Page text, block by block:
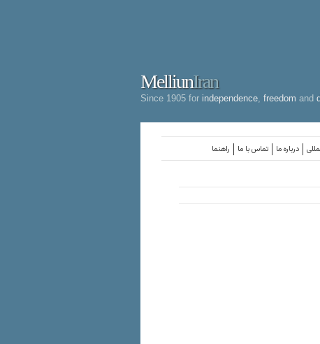
MelliunIran
Since 1905 for independence freedom and
راهنما تماس با ما درباره ما